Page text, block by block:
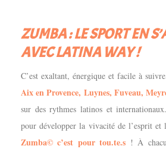
ZUMBA : LE SPORT EN
AVEC LATINA WAY !
C’est exaltant, énergique et facile à
Aix en Provence, Luynes, Fuveau,
sur des rythmes latinos et
pour développer la vivacité de l’esprit et
Zumba© c’est pour tou.te.s !À